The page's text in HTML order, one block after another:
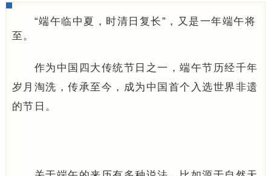
“端午临中夏，时清日复长”，又是一年端午将
至。
作为中国四大传统节日之一，端午节历经千年
岁月淘洗，传承至今，成为中国首个入选世界非遗
的节日。